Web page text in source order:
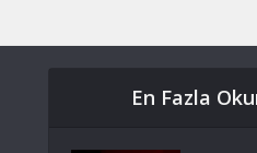
En Fazla